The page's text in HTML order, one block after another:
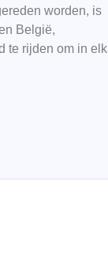
worden, is
België,
te rijden om in elk